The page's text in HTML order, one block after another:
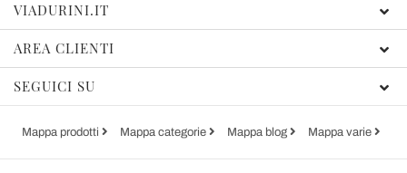
VIADURINI.IT
AREA CLIENTI
SEGUICI SU
Mappa prodotti Mappa categorie Mappa blog Mappa varie